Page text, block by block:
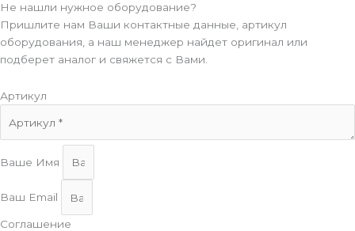
Не нашли нужное оборудование?
Пришлите нам Ваши контактные данные, артикул
оборудования, а наш менеджер найдет оригинал или
подберет аналог и свяжется с Вами.
Артикул
Ваше Имя
Ваш Email
Соглашение